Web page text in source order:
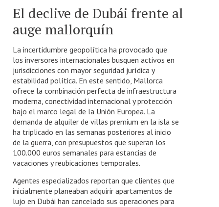
El declive de Dubái frente al
auge mallorquín
La incertidumbre geopolítica ha provocado que
los inversores internacionales busquen activos en
jurisdicciones con mayor seguridad jurídica y
estabilidad política. En este sentido, Mallorca
ofrece la combinación perfecta de infraestructura
moderna, conectividad internacional y protección
bajo el marco legal de la Unión Europea. La
demanda de alquiler de villas premium en la isla se
ha triplicado en las semanas posteriores al inicio
de la guerra, con presupuestos que superan los
100.000 euros semanales para estancias de
vacaciones y reubicaciones temporales.
Agentes especializados reportan que clientes que
inicialmente planeaban adquirir apartamentos de
lujo en Dubái han cancelado sus operaciones para